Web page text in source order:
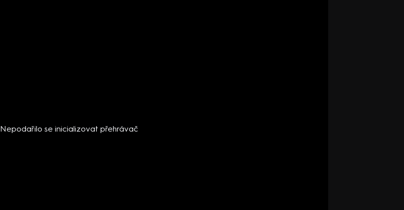
Nepodařilo se inicializovat přehrávač